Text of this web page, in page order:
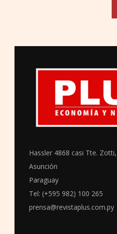
Hassler 4868 casi Tte.
Asunción
Paraguay
Tel: (+595 982) 100 265
prensa@revistaplus.com.py